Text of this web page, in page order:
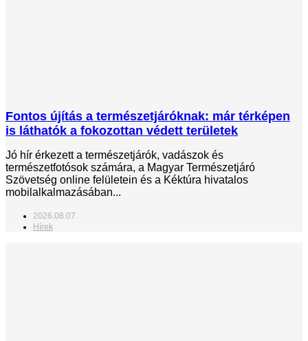
Fontos újítás a természetjáróknak: már térképen
is láthatók a fokozottan védett területek
Jó hír érkezett a természetjárók, vadászok és
természetfotósok számára, a Magyar Természetjáró
Szövetség online felületein és a Kéktúra hivatalos
mobilalkalmazásában...
2026.08.07.
Hírek